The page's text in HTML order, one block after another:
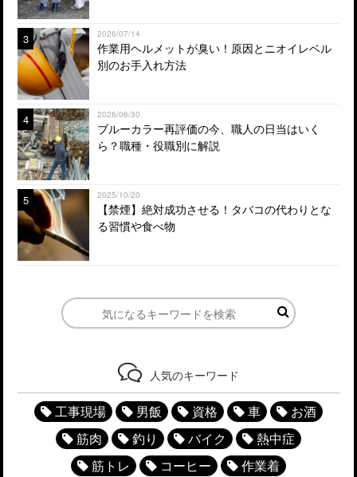
3 2026/07/14
作業用ヘルメットが臭い！原因とニオイレベル
別のお手入れ方法
4 2026/06/30
ブルーカラー再評価の今、職人の日当はいく
ら？職種・役職別に解説
5 2025/10/20
【禁煙】絶対成功させる！タバコの代わりとな
る習慣や食べ物
人気のキーワード
工事現場 男飯 資格 車
お酒
筋肉
釣り バイク
熱中症
筋トレ
コーヒー 作業着